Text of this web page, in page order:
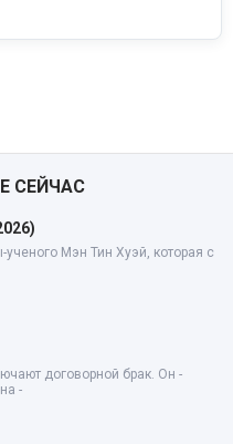
СЕЙЧАС
Мэн Тин Хуэй, которая с
договорной брак. Он -
-